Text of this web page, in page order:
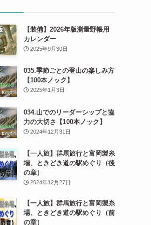
【装備】2026年版測量野帳用
カレンダー
2025年9月30日
035.季節ごとの登山の楽しみ方
【100本ノック】
2025年1月3日
034.山でのリーダーシップと協
力の大切さ【100本ノック】
2024年12月31日
【一人旅】群馬旅行と富岡製糸
場、ときどき道の駅めぐり（後
の章）
2024年12月27日
【一人旅】群馬旅行と富岡製糸
場、ときどき道の駅めぐり（前
の章）